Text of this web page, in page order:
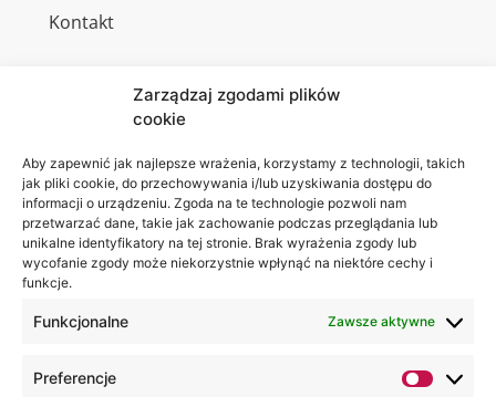
Zarządzaj zgodami plików
cookie
Aby zapewnić jak najlepsze wrażenia, korzystamy z technologii, takich
jak pliki cookie, do przechowywania i/lub uzyskiwania dostępu do
informacji o urządzeniu. Zgoda na te technologie pozwoli nam
przetwarzać dane, takie jak zachowanie podczas przeglądania lub
unikalne identyfikatory na tej stronie. Brak wyrażenia zgody lub
wycofanie zgody może niekorzystnie wpłynąć na niektóre cechy i
funkcje.
Funkcjonalne Zawsze aktywne
Preferencje
Kontakt
Akademia
WSEI
ul.
Projektowa
4